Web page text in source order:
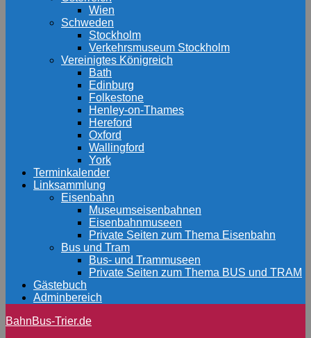
Wien
Schweden
Stockholm
Verkehrsmuseum Stockholm
Vereinigtes Königreich
Bath
Edinburg
Folkestone
Henley-on-Thames
Hereford
Oxford
Wallingford
York
Terminkalender
Linksammlung
Eisenbahn
Museumseisenbahnen
Eisenbahnmuseen
Private Seiten zum Thema Eisenbahn
Bus und Tram
Bus- und Trammuseen
Private Seiten zum Thema BUS und TRAM
Gästebuch
Adminbereich
BahnBus-Trier.de